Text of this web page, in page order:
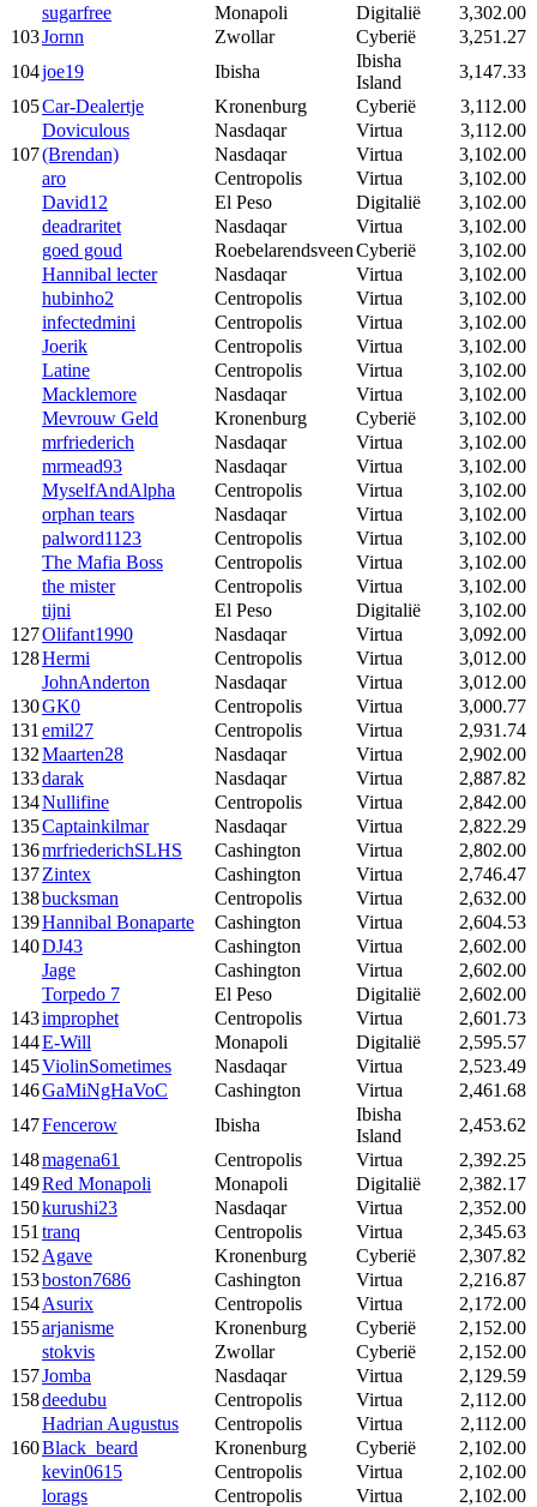
sugarfree
Monapoli Digitalië
3,302.00
103Jornn Zwollar Cyberië
3,251.27
104joe19 Ibisha
Ibisha
Island
3,147.33
105Car-Dealertje Kronenburg Cyberië
3,112.00
Doviculous
Nasdaqar Virtua
3,112.00
107(Brendan) Nasdaqar Virtua
3,102.00
aro
Centropolis Virtua
3,102.00
David12
El Peso Digitalië
3,102.00
deadraritet
Nasdaqar Virtua
3,102.00
goed goud
RoebelarendsveenCyberië
3,102.00
Hannibal lecter
Nasdaqar Virtua
3,102.00
hubinho2
Centropolis Virtua
3,102.00
infectedmini
Centropolis Virtua
3,102.00
Joerik
Centropolis Virtua
3,102.00
Latine
Centropolis Virtua
3,102.00
Macklemore
Nasdaqar Virtua
3,102.00
Mevrouw Geld
Kronenburg Cyberië
3,102.00
mrfriederich
Nasdaqar Virtua
3,102.00
mrmead93
Nasdaqar Virtua
3,102.00
MyselfAndAlpha
Centropolis Virtua
3,102.00
orphan tears
Nasdaqar Virtua
3,102.00
palword1123
Centropolis Virtua
3,102.00
The Mafia Boss
Centropolis Virtua
3,102.00
the mister
Centropolis Virtua
3,102.00
tijni
El Peso Digitalië
3,102.00
127Olifant1990 Nasdaqar Virtua
3,092.00
128Hermi Centropolis Virtua
3,012.00
JohnAnderton
Nasdaqar Virtua
3,012.00
130GK0 Centropolis Virtua
3,000.77
131 emil27 Centropolis Virtua
2,931.74
132Maarten28 Nasdaqar Virtua
2,902.00
133darak Nasdaqar Virtua
2,887.82
134Nullifine Centropolis Virtua
2,842.00
135Captainkilmar Nasdaqar Virtua
2,822.29
136mrfriederichSLHS Cashington Virtua
2,802.00
137Zintex Cashington Virtua
2,746.47
138bucksman Centropolis Virtua
2,632.00
139Hannibal Bonaparte Cashington Virtua
2,604.53
140DJ43 Cashington Virtua
2,602.00
Jage
Cashington Virtua
2,602.00
Torpedo 7
El Peso Digitalië
2,602.00
143improphet Centropolis Virtua
2,601.73
144E-Will Monapoli Digitalië
2,595.57
145ViolinSometimes Nasdaqar Virtua
2,523.49
146GaMiNgHaVoC Cashington Virtua
2,461.68
147Fencerow Ibisha
Ibisha
Island
2,453.62
148magena61 Centropolis Virtua
2,392.25
149Red Monapoli Monapoli Digitalië
2,382.17
150kurushi23 Nasdaqar Virtua
2,352.00
151 tranq Centropolis Virtua
2,345.63
152 Agave Kronenburg Cyberië
2,307.82
153boston7686 Cashington Virtua
2,216.87
154Asurix Centropolis Virtua
2,172.00
155arjanisme Kronenburg Cyberië
2,152.00
stokvis
Zwollar Cyberië
2,152.00
157Jomba Nasdaqar Virtua
2,129.59
158deedubu Centropolis Virtua
2,112.00
Hadrian Augustus
Centropolis Virtua
2,112.00
160Black_beard Kronenburg Cyberië
2,102.00
kevin0615
Centropolis Virtua
2,102.00
lorags
Centropolis Virtua
2,102.00